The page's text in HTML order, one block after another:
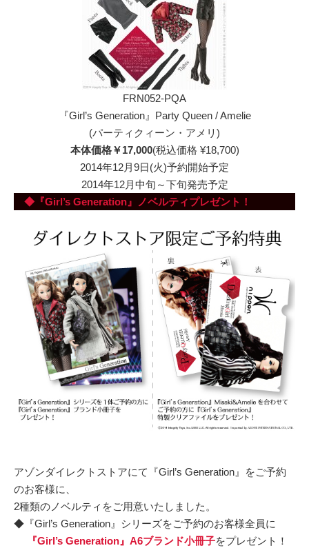
FRN052-PQA
『Girl’s Generation』Party Queen / Amelie
(パーティクィーン・アメリ)
本体価格￥17,000(税込価格 ¥18,700)
2014年12月9日(火)予約開始予定
2014年12月中旬～下旬発売予定
◆『Girl’s Generation』ノベルティプレゼント！
アゾンダイレクトストアにて『Girl’s Generation』をご予約
のお客様に、
2種類のノベルティをご用意いたしました。
◆『Girl’s Generation』シリーズをご予約のお客様全員に
『Girl’s Generation』A6ブランド小冊子をプレゼント！